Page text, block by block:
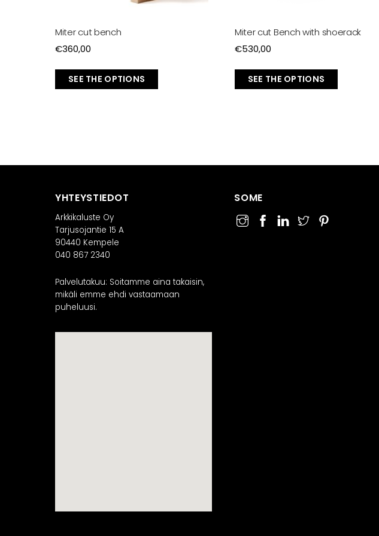
Miter cut bench
€360,00
SEE THE OPTIONS
Miter cut Bench with shoerack
€530,00
SEE THE OPTIONS
YHTEYSTIEDOT
Arkkikaluste Oy
Tarjusojantie 15 A
90440 Kempele
040 867 2340
Palvelutakuu: Soitamme aina takaisin,
mikäli emme ehdi vastaamaan
puheluusi.
SOME